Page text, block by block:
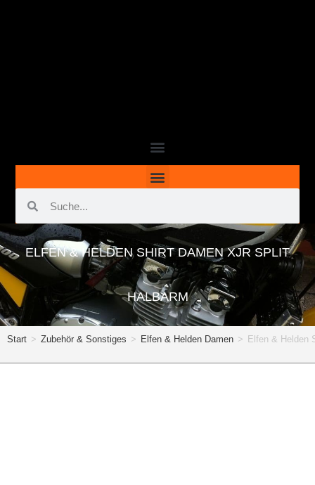
ELFEN & HELDEN SHIRT DAMEN XJR SPLIT
HALBARM
Start > Zubehör & Sonstiges > Elfen & Helden Damen > Elfen & Helden